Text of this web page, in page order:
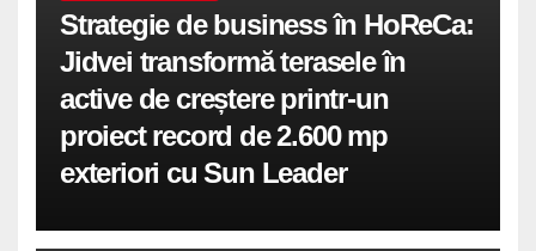
Strategie de business în HoReCa:
Jidvei transformă terasele în
active de creștere printr-un
proiect record de 2.600 mp
exteriori cu Sun Leader